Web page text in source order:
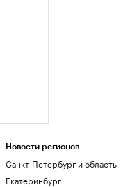
Новости регионов
Санкт-Петербург и область
Екатеринбург